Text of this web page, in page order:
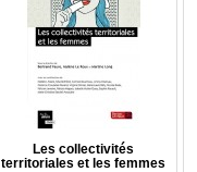
Les collectivités
territoriales et les femmes